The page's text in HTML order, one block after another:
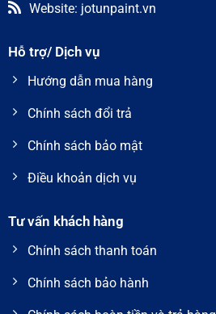
Website: jotunpaint.vn
Hỗ trợ/ Dịch vụ
Hướng dẫn mua hàng
Chính sách đổi trả
Chính sách bảo mật
Điều khoản dịch vụ
Tư vấn khách hàng
Chính sách thanh toán
Chính sách bảo hành